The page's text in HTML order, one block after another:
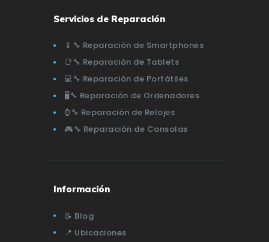
Servicios de Reparación
📱🔧 Reparación de Smartphones
📑🔧 Reparación de Tablets
💻🔧 Reparación de Portátiles
🖥️🔧 Reparación de Ordenadores
⌚🔧 Reparación de Relojes
🎮🔧 Reparación de Consolas
Información
📝 Blog
📍 Ubicaciones